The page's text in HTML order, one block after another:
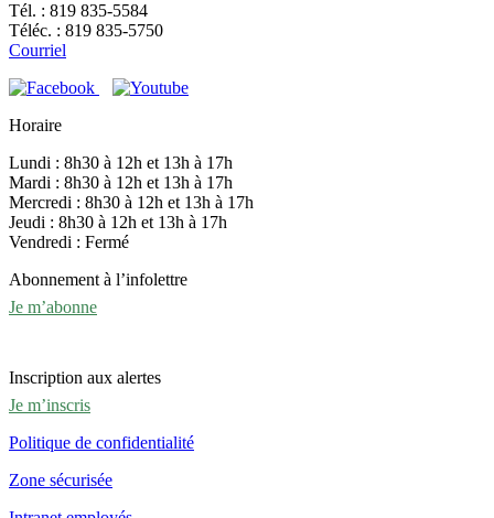
Tél. : 819 835-5584
Téléc. : 819 835-5750
Courriel
Horaire
Lundi : 8h30 à 12h et 13h à 17h
Mardi : 8h30 à 12h et 13h à 17h
Mercredi : 8h30 à 12h et 13h à 17h
Jeudi : 8h30 à 12h et 13h à 17h
Vendredi : Fermé
Abonnement à l’infolettre
Je m’abonne
Inscription aux alertes
Je m’inscris
Politique de confidentialité
Zone sécurisée